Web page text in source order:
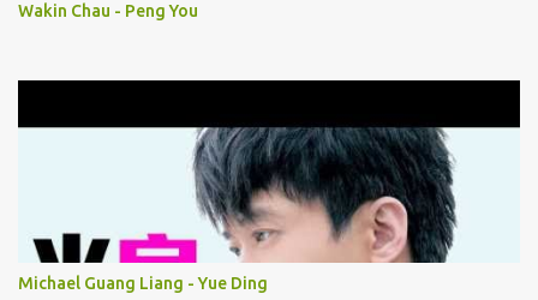
Wakin Chau - Peng You
Michael Guang Liang - Yue Ding